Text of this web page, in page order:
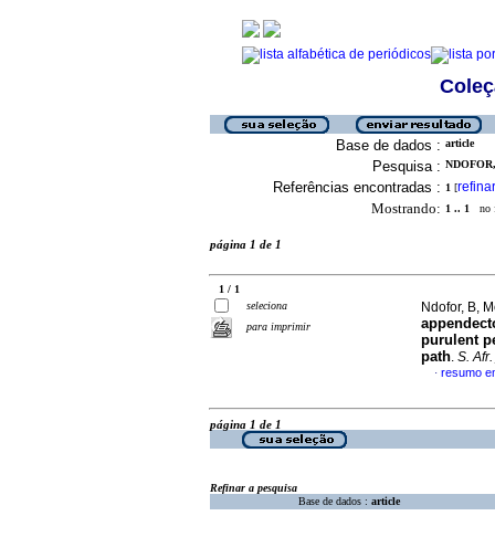
Base de dados : article
Pesquisa :
Referências encontradas : 1 [refinar
Mostrando: 1 .. 1 no
página 1 de 1
1 / 1
seleciona
para imprimir
Ndofor, B,
purulent
path. S.
· resumo
página 1 de 1
Refinar a pesquisa
Base de dados : article